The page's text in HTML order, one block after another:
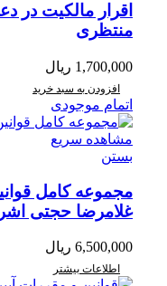
اقرار مالکیت در
منتظری
1,700,000 ریال
افزودن به سبد خرید
اتمام موجودی
مشاهده سریع
بستن
مجموعه کامل
غلامرضا حجتی
6,500,000 ریال
اطلاعات بیشتر